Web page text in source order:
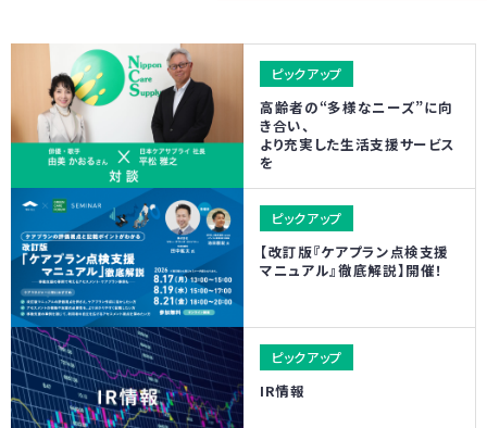
高齢者の“多様なニーズ”に向
き合い、
より充実した生活支援サービス
を
【改訂版『ケアプラン点検支援
マニュアル』徹底解説】開催！
IR情報